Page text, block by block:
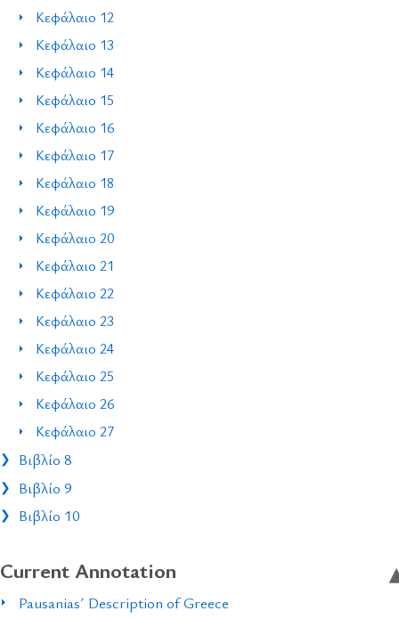
Κεφάλαιο 12
Κεφάλαιο 13
Κεφάλαιο 14
Κεφάλαιο 15
Κεφάλαιο 16
Κεφάλαιο 17
Κεφάλαιο 18
Κεφάλαιο 19
Κεφάλαιο 20
Κεφάλαιο 21
Κεφάλαιο 22
Κεφάλαιο 23
Κεφάλαιο 24
Κεφάλαιο 25
Κεφάλαιο 26
Κεφάλαιο 27
Βιβλίο 8
Βιβλίο 9
Βιβλίο 10
Current Annotation
Pausanias´ Description of Greece